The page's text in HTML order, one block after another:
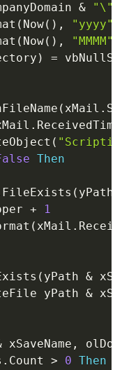
&
"\"
( Now( ) , "yyyy"
( Now( ) , "MMMM"
) =
( xMail .
. ReceivedTime
(
Then
FileExists ( yPath
+
1
( xMail .
( yPath &
yPath &
xSaveName ,
. Count > 0 Then